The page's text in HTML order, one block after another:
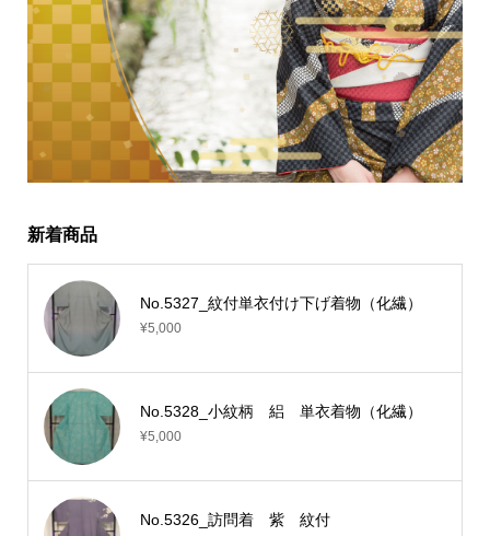
新着商品
No.5327_紋付単衣付け下げ着物（化繊）
¥5,000
No.5328_小紋柄 絽 単衣着物（化繊）
¥5,000
No.5326_訪問着 紫 紋付